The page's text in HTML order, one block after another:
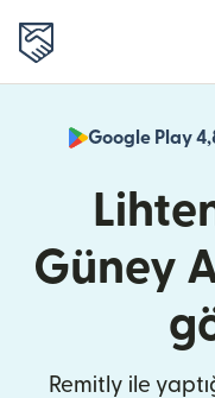
Google Play
Güney
Remitly ile